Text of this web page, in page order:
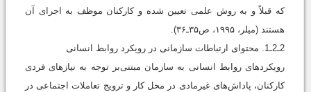
که قبلاً و به روش علمی تعیین شده و کارکنان موظف به اجرای آن
هستند (میلر، ۱۹۹۵، ص۳۵ـ۳۶).
2ـ2ـ1. محتوای ارتباطات سازمانی در رويکرد روابط انسانی
رویکردهای روابط انسانی به سازمان مبتنی‌بر توجه به نیازهای فردی
کارکنان، پاداش‌های غیرمادی در محل کار و ترویج تعاملات اجتماعی در